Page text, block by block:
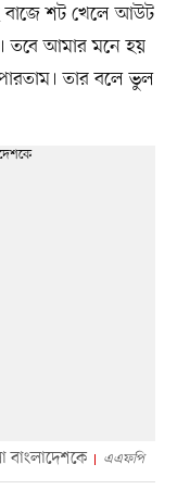
বাজে শট খেলে আউট
তবে আমার মনে হয়
তার বলে ভুল
বাংলাদেশকে এএফপি